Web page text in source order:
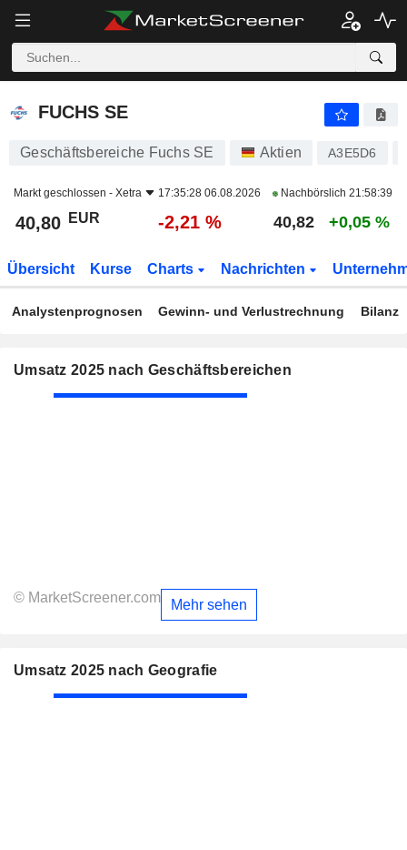
FUCHS SE
FUCHS SE
Geschäftsbereiche Fuchs SE Aktien A3E5D6
Markt geschlossen - Xetra 17:35:28 06.08.2026 Nachbörslich 21:58:39
40,80 EUR -2,21 % 40,82 +0,05 %
Übersicht Kurse Charts Nachrichten
Analystenprognosen Gewinn- und Verlustrechnung Bilanz
Umsatz 2025 nach Geschäftsbereichen
© MarketScreener.com Mehr sehen
Umsatz 2025 nach Geografie